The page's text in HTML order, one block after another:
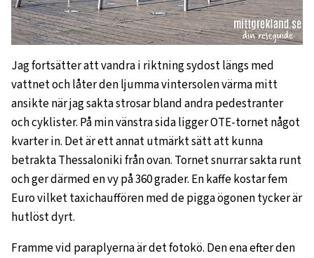
Jag fortsätter att vandra i riktning sydost längs med
vattnet och låter den ljumma vintersolen värma mitt
ansikte när jag sakta strosar bland andra pedestranter
och cyklister. På min vänstra sida ligger OTE-tornet något
kvarter in. Det är ett annat utmärkt sätt att kunna
betrakta Thessaloniki från ovan. Tornet snurrar sakta runt
och ger därmed en vy på 360 grader. En kaffe kostar fem
Euro vilket taxichauffören med de pigga ögonen tycker är
hutlöst dyrt.
Framme vid paraplyerna är det fotokö. Den ena efter den